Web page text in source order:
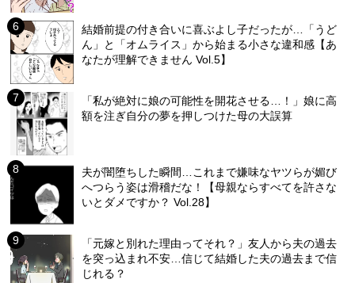
結婚前提の付き合いに喜ぶよし子だったが…「うど
ん」と「オムライス」から始まる小さな違和感【あ
なたが理解できません Vol.5】
「私が絶対に娘の可能性を開花させる…！」娘に高
額を注ぎ自分の夢を押しつけた母の大誤算
夫が闇堕ちした瞬間…これまで嫌味なヤツらが媚び
へつらう姿は滑稽だな！【母親ならすべてを許さな
いとダメですか？ Vol.28】
「元嫁と別れた理由ってそれ？」友人から夫の過去
を突っ込まれ不安…信じて結婚した夫の過去まで信
じれる？